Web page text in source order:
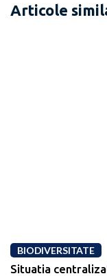
Articole
BIODIVERSITATE
Situatia